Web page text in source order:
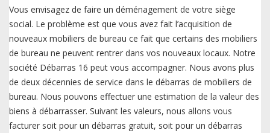
Vous envisagez de faire un déménagement de votre siège
social. Le problème est que vous avez fait l’acquisition de
nouveaux mobiliers de bureau ce fait que certains des mobiliers
de bureau ne peuvent rentrer dans vos nouveaux locaux. Notre
société Débarras 16 peut vous accompagner. Nous avons plus
de deux décennies de service dans le débarras de mobiliers de
bureau. Nous pouvons effectuer une estimation de la valeur des
biens à débarrasser. Suivant les valeurs, nous allons vous
facturer soit pour un débarras gratuit, soit pour un débarras